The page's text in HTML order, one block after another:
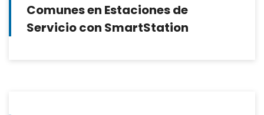
Comunes en Estaciones de
Servicio con SmartStation